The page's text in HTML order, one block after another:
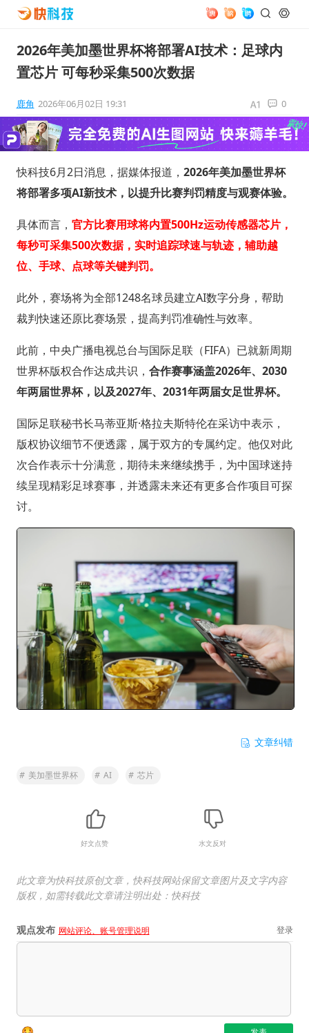
2026年美加墨世界杯将部署AI技术：足球内
置芯片 可每秒采集500次数据
鹿角 2026年06月02日 19:31 0
快科技6月2日消息，据媒体报道， 2026年美加墨世界杯
将部署多项AI新技术，以提升比赛判罚精度与观赛体验。
具体而言， 官方比赛用球将内置500Hz运动传感器芯片，
每秒可采集500次数据，实时追踪球速与轨迹，辅助越
位、手球、点球等关键判罚。
此外，赛场将为全部1248名球员建立AI数字分身，帮助
裁判快速还原比赛场景，提高判罚准确性与效率。
此前，中央广播电视总台与国际足联（FIFA）已就新周期
世界杯版权合作达成共识， 合作赛事涵盖2026年、2030
年两届世界杯，以及2027年、2031年两届女足世界杯。
国际足联秘书长马蒂亚斯·格拉夫斯特伦在采访中表示，
版权协议细节不便透露，属于双方的专属约定。他仅对此
次合作表示十分满意，期待未来继续携手，为中国球迷持
续呈现精彩足球赛事，并透露未来还有更多合作项目可探
讨。
文章纠错
# 美加墨世界杯 # AI # 芯片
好文点赞 水文反对
此文章为快科技原创文章，快科技网站保留文章图片及文字内容
版权，如需转载此文章请注明出处：快科技
观点发布 网站评论、账号管理说明 登录